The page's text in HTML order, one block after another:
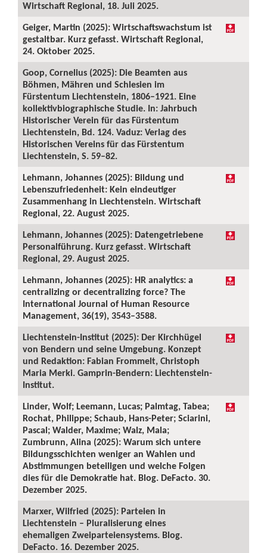
Wirtschaft Regional, 18. Juli 2025.
Geiger, Martin (2025): Wirtschaftswachstum ist
gestaltbar. Kurz gefasst. Wirtschaft Regional,
24. Oktober 2025.
Goop, Cornelius (2025): Die Beamten aus
Böhmen, Mähren und Schlesien im
Fürstentum Liechtenstein, 1806–1921. Eine
kollektivbiographische Studie. In: Jahrbuch
Historischer Verein für das Fürstentum
Liechtenstein, Bd. 124. Vaduz: Verlag des
Historischen Vereins für das Fürstentum
Liechtenstein, S. 59–82.
Lehmann, Johannes (2025): Bildung und
Lebenszufriedenheit: Kein eindeutiger
Zusammenhang in Liechtenstein. Wirtschaft
Regional, 22. August 2025.
Lehmann, Johannes (2025): Datengetriebene
Personalführung. Kurz gefasst. Wirtschaft
Regional, 29. August 2025.
Lehmann, Johannes (2025): HR analytics: a
centralizing or decentralizing force? The
International Journal of Human Resource
Management, 36(19), 3543–3588.
Liechtenstein-Institut (2025): Der Kirchhügel
von Bendern und seine Umgebung. Konzept
und Redaktion: Fabian Frommelt, Christoph
Maria Merki. Gamprin-Bendern: Liechtenstein-
Institut.
Linder, Wolf; Leemann, Lucas; Palmtag, Tabea;
Rochat, Philippe; Schaub, Hans-Peter; Sciarini,
Pascal; Walder, Maxime; Walz, Mala;
Zumbrunn, Alina (2025): Warum sich untere
Bildungsschichten weniger an Wahlen und
Abstimmungen beteiligen und welche Folgen
dies für die Demokratie hat. Blog. DeFacto. 30.
Dezember 2025.
Marxer, Wilfried (2025): Parteien in
Liechtenstein – Pluralisierung eines
ehemaligen Zweiparteiensystems. Blog.
DeFacto. 16. Dezember 2025.